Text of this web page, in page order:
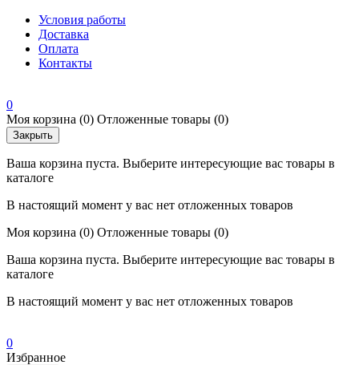
Условия работы
Доставка
Оплата
Контакты
0
Моя корзина (0) Отложенные товары (0)
Закрыть
Ваша корзина пуста. Выберите интересующие вас товары в
каталоге
В настоящий момент у вас нет отложенных товаров
Моя корзина (0) Отложенные товары (0)
Ваша корзина пуста. Выберите интересующие вас товары в
каталоге
В настоящий момент у вас нет отложенных товаров
0
Избранное